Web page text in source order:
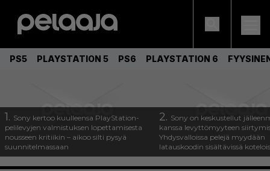
PS5 PLAYSTATION 5 PS6 PLAYSTATION 6
1. Sony kertoo kuulleensa PlayStation-
pelilevyjen valmistuksen lopettamisesta
nousseen kritiikin – aikoo silti pysyä
suunnitelmassaan
2. Sony on keskustellut
kanssa levyttömyyteen
Yhdysvalloissa pelejä myydään
latauskoodin sisältävissä